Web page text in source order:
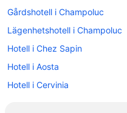
Gårdshotell i Champoluc
Lägenhetshotell i Champoluc
Hotell i Chez Sapin
Hotell i Aosta
Hotell i Cervinia